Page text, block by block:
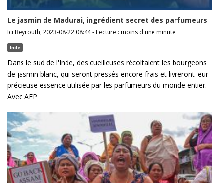
Le jasmin de Madurai, ingrédient secret des parfumeurs
Ici Beyrouth, 2023-08-22 08:44 - Lecture : moins d'une minute
Inde
Dans le sud de l'Inde, des cueilleuses récoltaient les bourgeons
de jasmin blanc, qui seront pressés encore frais et livreront leur
précieuse essence utilisée par les parfumeurs du monde entier.
Avec AFP